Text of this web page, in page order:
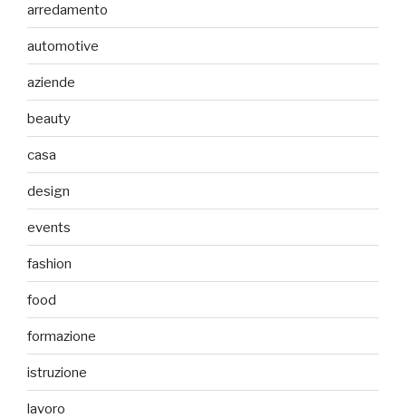
arredamento
automotive
aziende
beauty
casa
design
events
fashion
food
formazione
istruzione
lavoro